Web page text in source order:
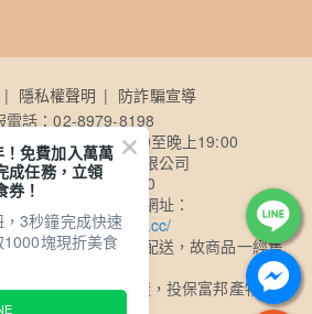
隱私權聲明
防詐騙宣導
電話：02-8979-8198
至週五】早上10:00至晚上19:00
買多多國際股份有限公司
統一編號：50857140
票查詢及載具歸戶網址：
consumer.ezreceipt.cc/
流、超商冷凍物流配送，故商品一經售
認證食品工廠製造，投保富邦產物1億2
千萬元產品責任險
免費加入萬萬
成任務，立領
券！
3秒鐘完成快速
塊現折美食